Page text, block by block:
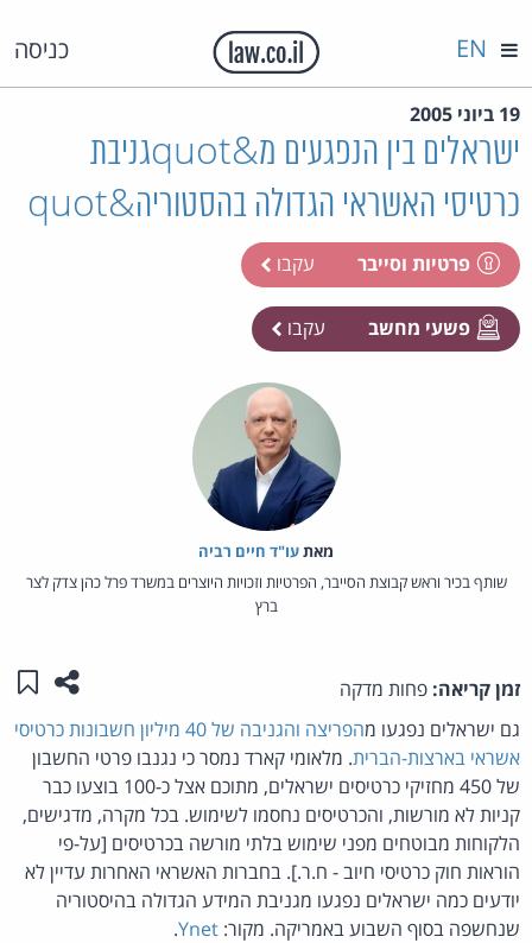
כניסה EN
19 ביוני 2005
ישראלים בין הנפגעים מ&quotגניבת
כרטיסי האשראי הגדולה בהסטוריה&quot
פרטיות וסייבר עקבו
פשעי מחשב עקבו
מאת‏עו"ד חיים רביה
שותף בכיר וראש קבוצת הסייבר, הפרטיות וזכויות היוצרים במשרד פרל כהן צדק לצר
ברץ
זמן קריאה: פחות מדקה שתפו
גם ישראלים נפגעו מ
הפריצה והגניבה של 40 מיליון חשבונות כרטיסי
אשראי בארצות-הברית. מלאומי קארד נמסר כי נגנבו פרטי החשבון
של 450 מחזיקי כרטיסים ישראלים, מתוכם אצל כ-100 בוצעו כבר
קניות לא מורשות, והכרטיסים נחסמו לשימוש. בכל מקרה, מדגישים,
הלקוחות מבוטחים מפני שימוש בלתי מורשה בכרטיסים [על-פי
הוראות חוק כרטיסי חיוב - ח.ר.]. בחברות האשראי האחרות עדיין לא
יודעים כמה ישראלים נפגעו מגניבת המידע הגדולה בהיסטוריה
שנחשפה בסוף השבוע באמריקה. מקור: Ynet
.